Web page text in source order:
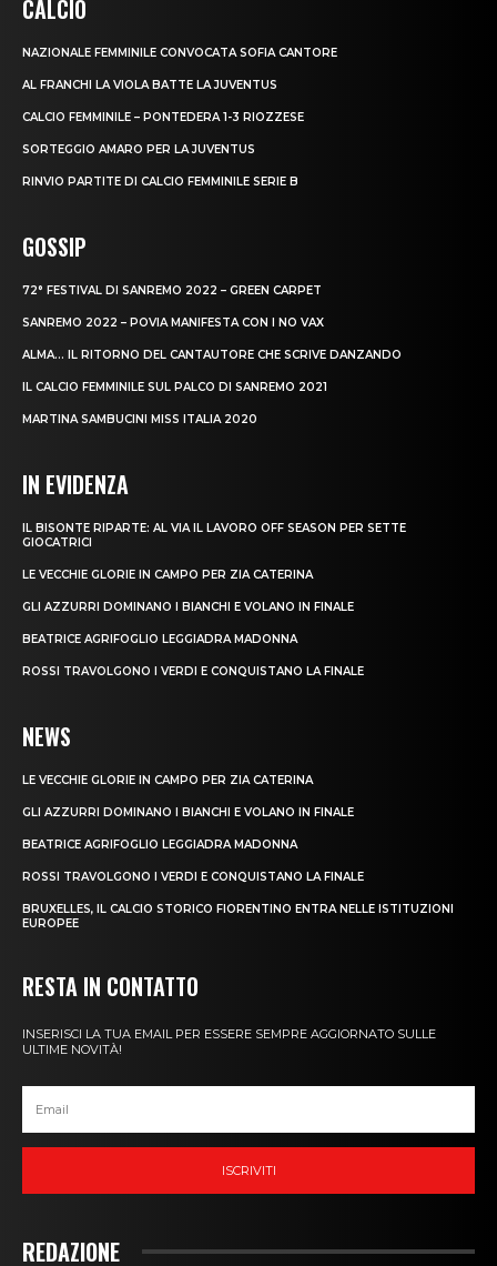
CALCIO
NAZIONALE FEMMINILE CONVOCATA SOFIA CANTORE
AL FRANCHI LA VIOLA BATTE LA JUVENTUS
CALCIO FEMMINILE – PONTEDERA 1-3 RIOZZESE
SORTEGGIO AMARO PER LA JUVENTUS
RINVIO PARTITE DI CALCIO FEMMINILE SERIE B
GOSSIP
72° FESTIVAL DI SANREMO 2022 – GREEN CARPET
SANREMO 2022 – POVIA MANIFESTA CON I NO VAX
ALMA… IL RITORNO DEL CANTAUTORE CHE SCRIVE DANZANDO
IL CALCIO FEMMINILE SUL PALCO DI SANREMO 2021
MARTINA SAMBUCINI MISS ITALIA 2020
IN EVIDENZA
IL BISONTE RIPARTE: AL VIA IL LAVORO OFF SEASON PER SETTE
GIOCATRICI
LE VECCHIE GLORIE IN CAMPO PER ZIA CATERINA
GLI AZZURRI DOMINANO I BIANCHI E VOLANO IN FINALE
BEATRICE AGRIFOGLIO LEGGIADRA MADONNA
ROSSI TRAVOLGONO I VERDI E CONQUISTANO LA FINALE
NEWS
LE VECCHIE GLORIE IN CAMPO PER ZIA CATERINA
GLI AZZURRI DOMINANO I BIANCHI E VOLANO IN FINALE
BEATRICE AGRIFOGLIO LEGGIADRA MADONNA
ROSSI TRAVOLGONO I VERDI E CONQUISTANO LA FINALE
BRUXELLES, IL CALCIO STORICO FIORENTINO ENTRA NELLE ISTITUZIONI
EUROPEE
RESTA IN CONTATTO
INSERISCI LA TUA EMAIL PER ESSERE SEMPRE AGGIORNATO SULLE
ULTIME NOVITÀ!
ISCRIVITI
REDAZIONE